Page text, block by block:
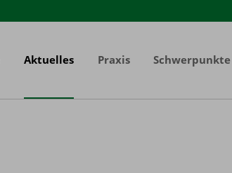
Aktuelles Praxis Schwerpunkte